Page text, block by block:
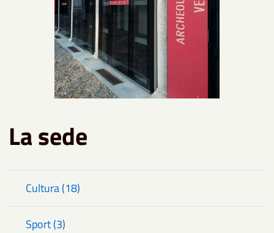
La sede
Cultura (18)
Sport (3)